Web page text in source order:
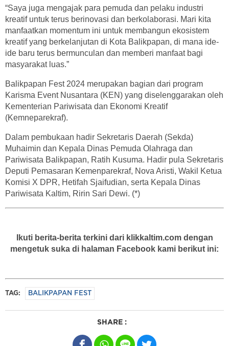
“Saya juga mengajak para pemuda dan pelaku industri
kreatif untuk terus berinovasi dan berkolaborasi. Mari kita
manfaatkan momentum ini untuk membangun ekosistem
kreatif yang berkelanjutan di Kota Balikpapan, di mana ide-
ide baru terus bermunculan dan memberi manfaat bagi
masyarakat luas.”
Balikpapan Fest 2024 merupakan bagian dari program
Karisma Event Nusantara (KEN) yang diselenggarakan oleh
Kementerian Pariwisata dan Ekonomi Kreatif
(Kemneparekraf).
Dalam pembukaan hadir Sekretaris Daerah (Sekda)
Muhaimin dan Kepala Dinas Pemuda Olahraga dan
Pariwisata Balikpapan, Ratih Kusuma. Hadir pula Sekretaris
Deputi Pemasaran Kemenparekraf, Nova Aristi, Wakil Ketua
Komisi X DPR, Hetifah Sjaifudian, serta Kepala Dinas
Pariwisata Kaltim, Ririn Sari Dewi. (*)
Ikuti berita-berita terkini dari klikkaltim.com dengan
mengetuk suka di halaman Facebook kami berikut ini:
TAG: BALIKPAPAN FEST
SHARE :